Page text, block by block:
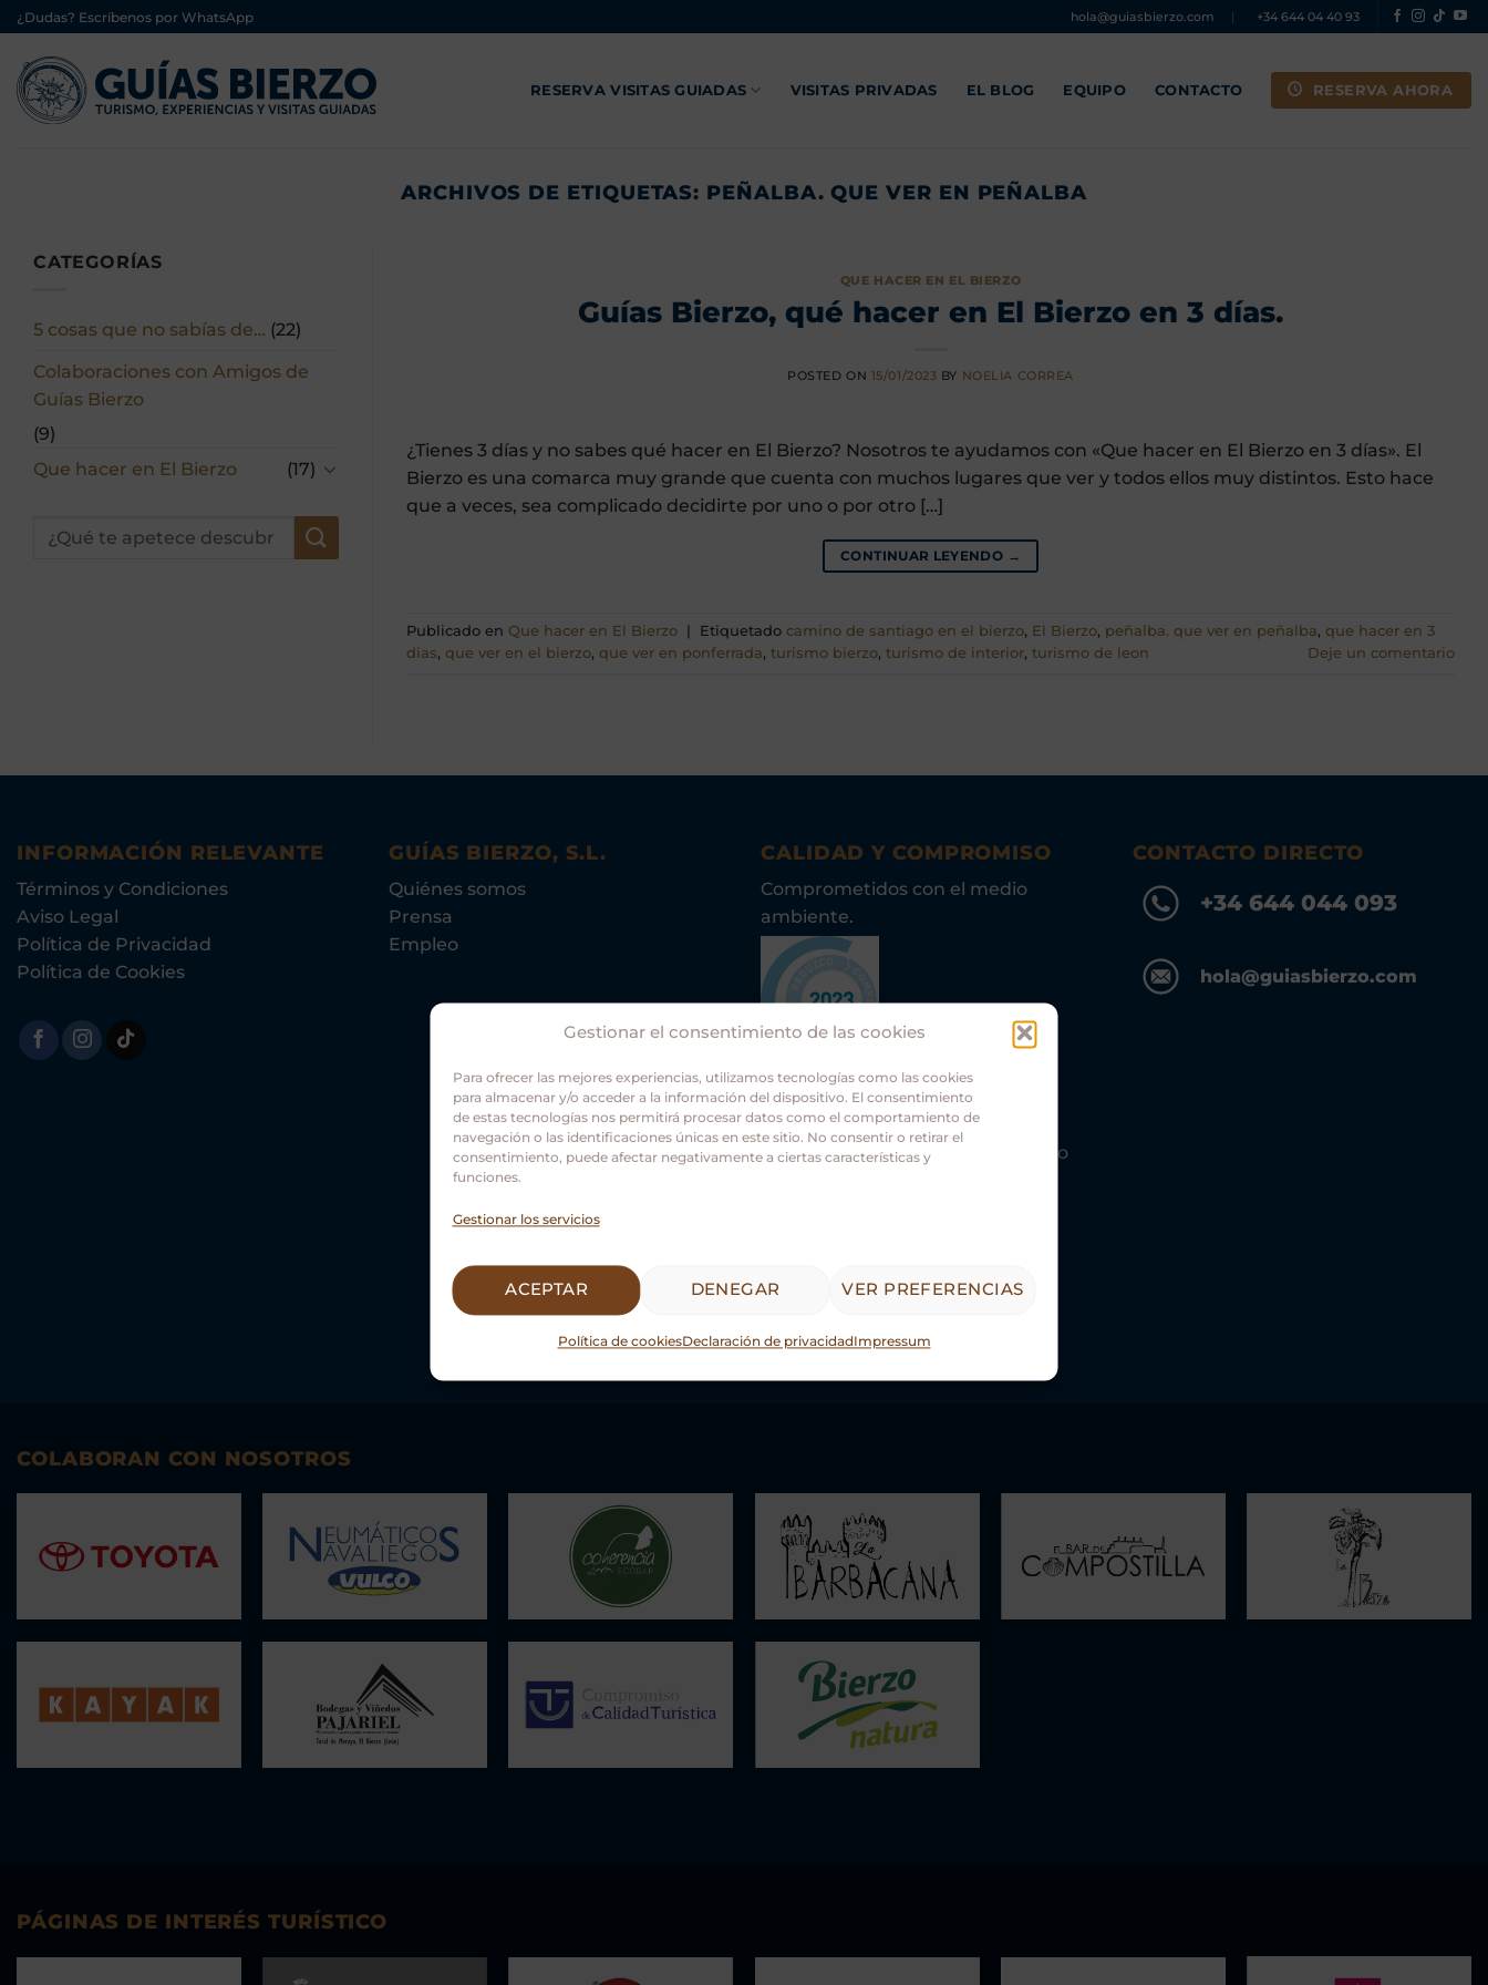
Gestionar el consentimiento de las cookies
Para ofrecer las mejores experiencias, utilizamos tecnologías como las cookies
para almacenar y/o acceder a la información del dispositivo. El consentimiento
de estas tecnologías nos permitirá procesar datos como el comportamiento de
navegación o las identificaciones únicas en este sitio. No consentir o retirar el
consentimiento, puede afectar negativamente a ciertas características y
funciones.
Gestionar los servicios
ACEPTAR DENEGAR VER PREFERENCIAS
Política de cookiesDeclaración de privacidadImpressum
Saltar
al
contenido
¿Dudas? Escríbenos por WhatsApp hola@guiasbierzo.com | +34 644 04 40 93
RESERVA VISITAS GUIADAS VISITAS PRIVADAS EL BLOG EQUIPO CONTACTO RESERVA AHORA
ARCHIVOS DE ETIQUETAS: PEÑALBA. QUE VER EN PEÑALBA
CATEGORÍAS
5 cosas que no sabías de… (22)
Colaboraciones con Amigos de
Guías Bierzo
(9)
Que hacer en El Bierzo
(17)
QUE HACER EN EL BIERZO
Guías Bierzo, qué hacer en El Bierzo en 3 días.
POSTED ON 15/01/2023 BY NOELIA CORREA
¿Tienes 3 días y no sabes qué hacer en El Bierzo? Nosotros te ayudamos con «Que hacer en El Bierzo en 3 días». El
Bierzo es una comarca muy grande que cuenta con muchos lugares que ver y todos ellos muy distintos. Esto hace
que a veces, sea complicado decidirte por uno o por otro […]
CONTINUAR LEYENDO →
Publicado en Que hacer en El Bierzo Etiquetado camino de santiago en el bierzo, El Bierzo, peñalba. que ver en peñalba, que hacer en 3
dias, que ver en el bierzo, que ver en ponferrada, turismo bierzo, turismo de interior, turismo de leon Deje un comentario
INFORMACIÓN RELEVANTE
Términos y Condiciones
Aviso Legal
Política de Privacidad
Política de Cookies
GUÍAS BIERZO, S.L.
Quiénes somos
Prensa
Empleo
CALIDAD Y COMPROMISO
Comprometidos con el medio
ambiente.
Asociación Guías Oficiales Turismo
CONTACTO DIRECTO
+34 644 044 093
hola@guiasbierzo.com
COLABORAN CON NOSOTROS
PÁGINAS DE INTERÉS TURÍSTICO